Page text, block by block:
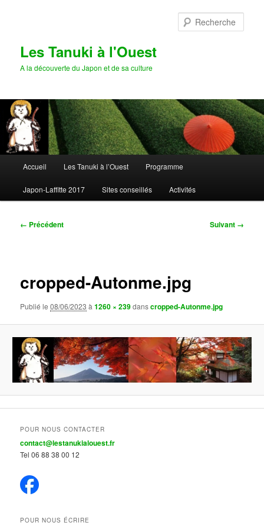
Les Tanuki à l'Ouest
A la découverte du Japon et de sa culture
principal
Accueil Les Tanuki à l’Ouest Programme
Japon-Laffitte 2017 Sites conseillés Activités
Navigation
← Précédent Suivant →
cropped-Autonme.jpg
Publié le08/06/2023 à1260 × 239danscropped-Autonme.jpg
POUR NOUS CONTACTER
contact@lestanukialouest.fr
Tel 06 88 38 00 12
POUR NOUS ÉCRIRE